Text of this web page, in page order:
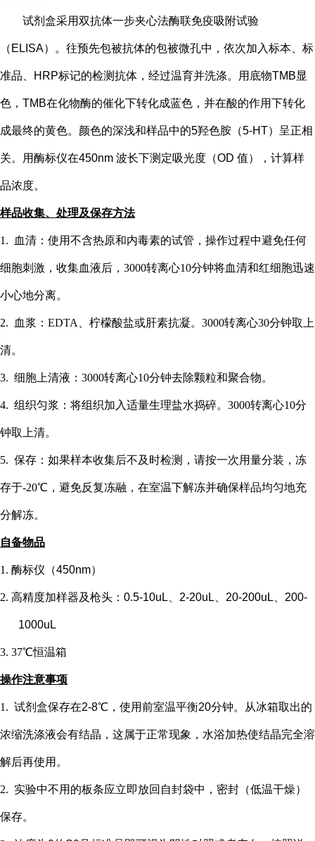
试剂盒采用双抗体一步夹心法酶联免疫吸附试验
（ ELISA）。往预先包被抗体的包被微孔中，依次加入标本、标
准品、HRP标记的检测抗体，经过温育并洗涤。用底物TMB显
色，TMB在化物酶的催化下转化成蓝色，并在酸的作用下转化
成最终的黄色。颜色的深浅和样品中的5羟色胺（5-HT） 呈正相
关。用酶标仪在450nm 波长下测定吸光度（OD 值），计算样
品浓度。
样品收集、处理及保存方法
1. 血清：使用不含热原和内毒素的试管，操作过程中避免任何
细胞刺激，收集血液后，3000转离心10分钟将血清和红细胞迅速
小心地分离。
2. 血浆：EDTA、柠檬酸盐或肝素抗凝。3000转离心30分钟取上
清。
3. 细胞上清液：3000转离心10分钟去除颗粒和聚合物。
4. 组织匀浆：将组织加入适量生理盐水捣碎。3000转离心10分
钟取上清。
5. 保存：如果样本收集后不及时检测，请按一次用量分装，冻
存于-20℃，避免反复冻融，在室温下解冻并确保样品均匀地充
分解冻。
自备物品
1. 酶标仪（450nm）
2. 高精度加样器及枪头： 0.5-10uL、2-20uL、20-200uL、200-
1000uL
3. 37℃恒温箱
操作注意事项
1. 试剂盒保存在2-8℃，使用前室温平衡20分钟。从冰箱取出的
浓缩洗涤液会有结晶，这属于正常现象，水浴加热使结晶完全溶
解后再使用。
2. 实验中不用的板条应立即放回自封袋中，密封（低温干燥）
保存。